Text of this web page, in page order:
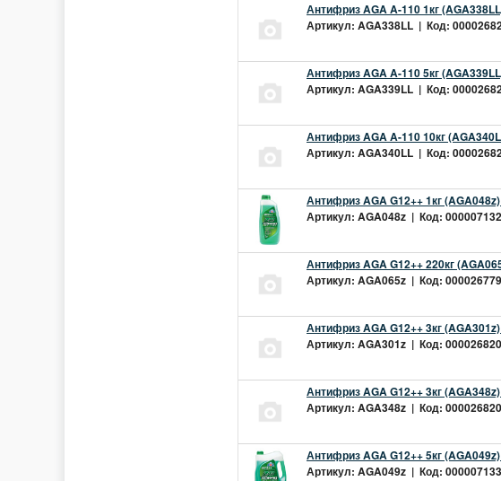
Антифриз AGA A-110 1кг
Артикул: AGA338LL | Код:
Антифриз AGA A-110 5кг
Артикул: AGA339LL | Код:
Антифриз AGA A-110 10кг
Артикул: AGA340LL | Код:
Антифриз AGA G12++ 1кг
Артикул: AGA048z | Код:
Антифриз AGA G12++ 220кг
Артикул: AGA065z | Код:
Антифриз AGA G12++ 3кг
Артикул: AGA301z | Код:
Антифриз AGA G12++ 3кг
Артикул: AGA348z | Код:
Антифриз AGA G12++ 5кг
Артикул: AGA049z | Код: